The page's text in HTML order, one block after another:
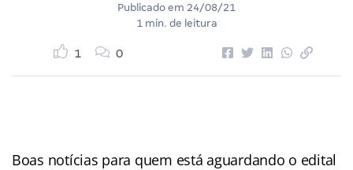
Publicado em 24/08/21
1 min. de leitura
1 0
Boas notícias para quem está aguardando o edital